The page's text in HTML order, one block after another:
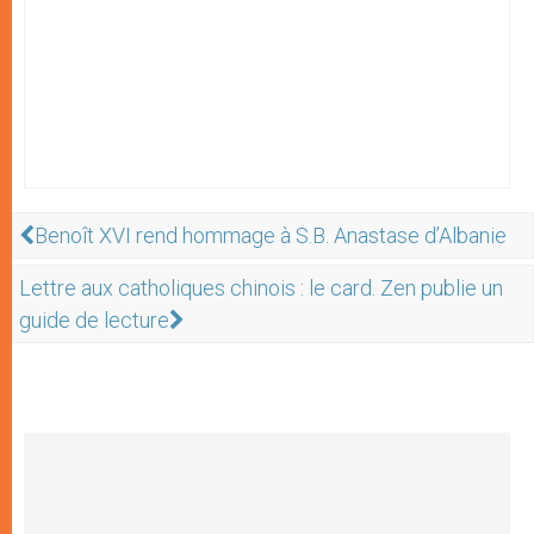
Benoît XVI rend hommage à S.B. Anastase d’Albanie
Lettre aux catholiques chinois : le card. Zen publie un
guide de lecture